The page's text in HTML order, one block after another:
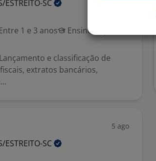
ESTREITO-SC
1 e 3 anos
Ensino Superior
e classificação de
extratos bancários,
5 ago
ESTREITO-SC